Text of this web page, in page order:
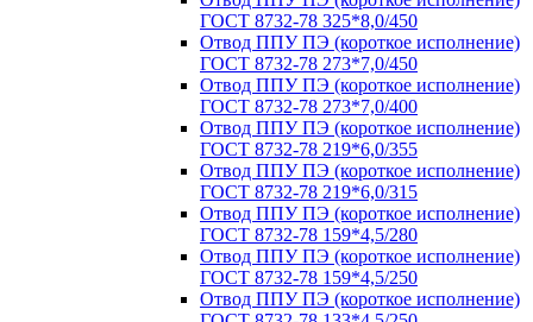
ГОСТ 8732-78 325*8,0/450
Отвод ППУ ПЭ (короткое исполнение)
ГОСТ 8732-78 273*7,0/450
Отвод ППУ ПЭ (короткое исполнение)
ГОСТ 8732-78 273*7,0/400
Отвод ППУ ПЭ (короткое исполнение)
ГОСТ 8732-78 219*6,0/355
Отвод ППУ ПЭ (короткое исполнение)
ГОСТ 8732-78 219*6,0/315
Отвод ППУ ПЭ (короткое исполнение)
ГОСТ 8732-78 159*4,5/280
Отвод ППУ ПЭ (короткое исполнение)
ГОСТ 8732-78 159*4,5/250
Отвод ППУ ПЭ (короткое исполнение)